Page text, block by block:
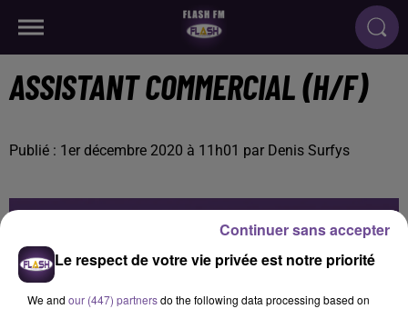
ASSISTANT COMMERCIAL (H/F)
Publié : 1er décembre 2020 à 11h01 par Denis Surfys
Le respect de votre vie privée est notre priorité
We and our (447) partnersdo the following data processing based on
Continuer sans accepter